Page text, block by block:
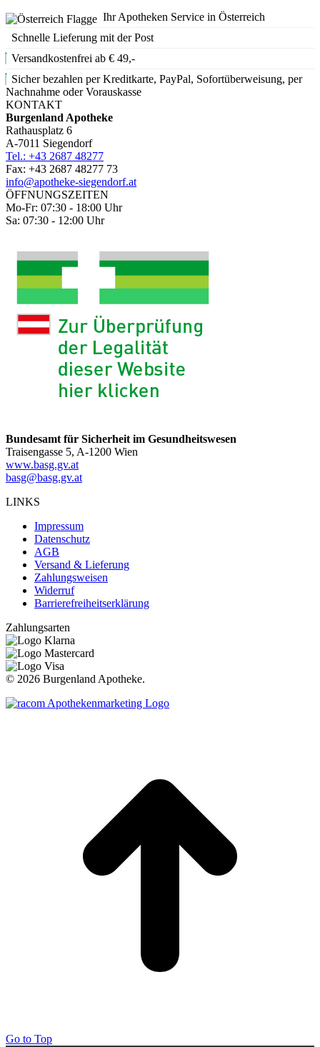
Ihr Apotheken Service in Österreich
Schnelle Lieferung mit der Post
Versandkostenfrei ab € 49,-
Sicher bezahlen per Kreditkarte, PayPal, Sofortüberweisung, per
Nachnahme oder Vorauskasse
KONTAKT
Burgenland Apotheke
Rathausplatz 6
A-7011 Siegendorf
Tel.: +43 2687 48277
Fax: +43 2687 48277 73
info@apotheke-siegendorf.at
ÖFFNUNGSZEITEN
Mo-Fr: 07:30 - 18:00 Uhr
Sa: 07:30 - 12:00 Uhr
Bundesamt für Sicherheit im Gesundheitswesen
Traisengasse 5, A-1200 Wien
www.basg.gv.at
basg@basg.gv.at
LINKS
Impressum
Datenschutz
AGB
Versand & Lieferung
Zahlungsweisen
Widerruf
Barrierefreiheitserklärung
Zahlungsarten
© 2026 Burgenland Apotheke.
Go to Top